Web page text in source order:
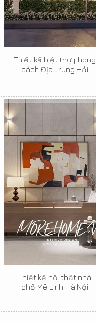
Thiết kế biệt thự phong
cách Địa Trung Hải
Thiết kế nội thất nhà
phố Mê Linh Hà Nội